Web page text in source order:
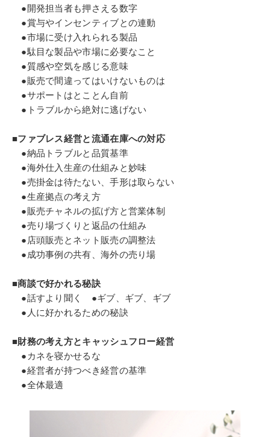
●開発担当者も押さえる数字
●賞与やインセンティブとの連動
●市場に受け入れられる製品
●駄目な製品や市場に必要なこと
●質感や空気を感じる意味
●販売で間違ってはいけないものは
●サポートはとことん自前
●トラブルから絶対に逃げない
■ファブレス経営と流通在庫への対応
●納品トラブルと品質基準
●海外仕入生産の仕組みと妙味
●売掛金は待たない、手形は取らない
●生産拠点の考え方
●販売チャネルの拡げ方と営業体制
●売り場づくりと返品の仕組み
●店頭販売とネット販売の調整法
●成功事例の共有、海外の売り場
■商談で好かれる秘訣
●話すより聞く ●ギブ、ギブ、ギブ
●人に好かれるための秘訣
■財務の考え方とキャッシュフロー経営
●カネを寝かせるな
●経営者が持つべき経営の基準
●全体最適